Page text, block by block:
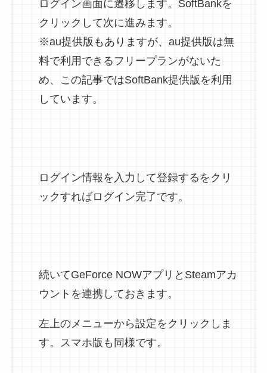
ログイン画面に遷移します。SoftBankを
クリックして次に進みます。
※au提供版もありますが、au提供版は無
料で利用できるフリープランがないた
め、この記事ではSoftBank提供版を利用
しています。
ログイン情報を入力して登録するをクリ
ックすればログイン完了です。
続いてGeForce NOWアプリとSteamアカ
ウントを連携しておきます。
左上のメニューから設定をクリックしま
す。スマホ版も同様です。